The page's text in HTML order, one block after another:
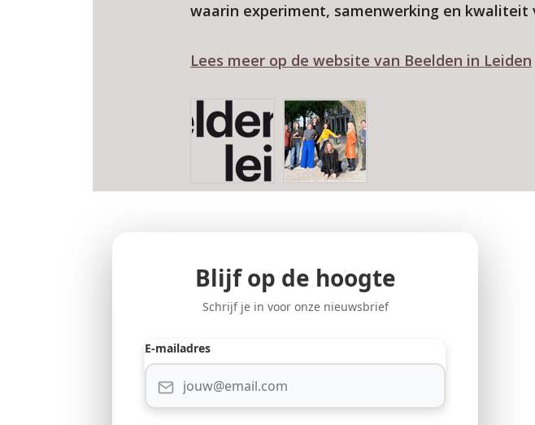
waarin experiment, samenwerking en kwaliteit
Lees meer op de website van Beelden in Leiden
Blijf op de hoogte
Schrijf je in voor onze nieuwsbrief
E-mailadres